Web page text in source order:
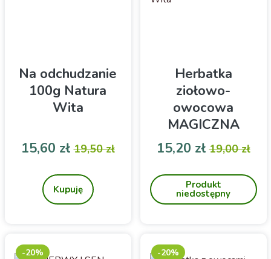
Na odchudzanie
100g Natura
Wita
Cena
15,60 złCena podstawowa
19,50 zł
Kupuję
Herbatka
ziołowo-
owocowa
MAGICZNA
CHWILA 100g
Natura Wita
do zaparzania
Cena
15,20 złCena
19,00 zł
Produkt
niedostępny
-20% -20%